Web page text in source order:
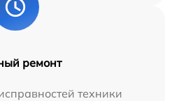
ремонт
техники